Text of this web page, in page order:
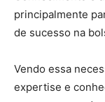
principalmente
de sucesso na
Vendo essa
expertise e